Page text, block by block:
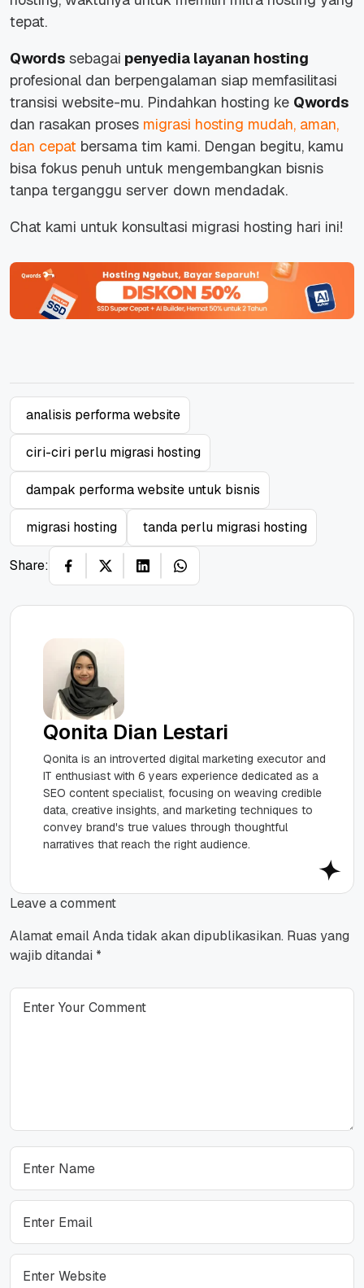
tepat.
Qwords sebagai penyedia layanan hosting
profesional dan berpengalaman siap memfasilitasi
transisi website-mu. Pindahkan hosting ke Qwords
dan rasakan proses migrasi hosting mudah, aman,
dan cepat bersama tim kami. Dengan begitu, kamu
bisa fokus penuh untuk mengembangkan bisnis
tanpa terganggu server down mendadak.
Chat kami untuk konsultasi migrasi hosting hari ini!
analisis performa website
ciri-ciri perlu migrasi hosting
dampak performa website untuk bisnis
migrasi hosting tanda perlu migrasi hosting
Share:
Qonita Dian Lestari
Qonita is an introverted digital marketing executor and
IT enthusiast with 6 years experience dedicated as a
SEO content specialist, focusing on weaving credible
data, creative insights, and marketing techniques to
convey brand's true values through thoughtful
narratives that reach the right audience.
Leave a comment
Alamat email Anda tidak akan dipublikasikan. Ruas yang
wajib ditandai *